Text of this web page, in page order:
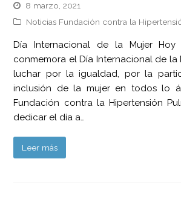
8 marzo, 2021
Noticias Fundación contra la
Día Internacional de la Mujer
conmemora el Día Internacional de la
luchar por la igualdad, por la
inclusión de la mujer en todos lo
Fundación contra la Hipertensión
dedicar el día a…
Leer más